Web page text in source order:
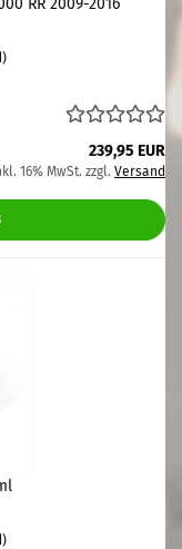
RR 2009-2016
239,95 EUR
16% MwSt. zzgl. Versand